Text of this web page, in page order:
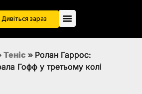
Дивіться зараз
Теніс » Ролан Гаррос:
Гофф у третьому колі